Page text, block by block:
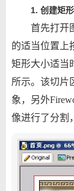
1. 创建矩
首先打开图
的适当位置上
矩形大小适当
所示。该切片
象，另外
像进行了分割